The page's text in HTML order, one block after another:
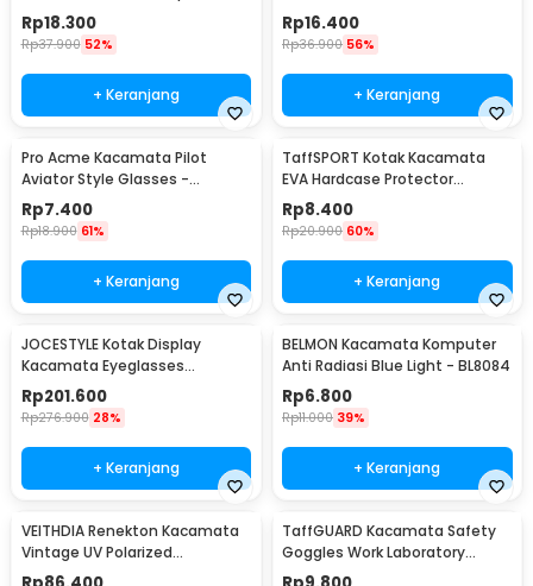
NE60
Rp18.300
Rp37.900 52%
+ Keranjang
Outdoor UV200 KD156 - KD156
Rp16.400
Rp36.900 56%
+ Keranjang
Pro Acme Kacamata Pilot
Aviator Style Glasses -
CC0744
Rp7.400
Rp18.900 61%
+ Keranjang
TaffSPORT Kotak Kacamata
EVA Hardcase Protector
Waterproof - JL-10028
Rp8.400
Rp20.900 60%
+ Keranjang
JOCESTYLE Kotak Display
Kacamata Eyeglasses
Sunglasses Box 12 Slot - SWK78
Rp201.600
Rp276.900 28%
+ Keranjang
BELMON Kacamata Komputer
Anti Radiasi Blue Light - BL8084
Rp6.800
Rp11.000 39%
+ Keranjang
VEITHDIA Renekton Kacamata
Vintage UV Polarized
Sunglasses - 2462
TaffGUARD Kacamata Safety
Goggles Work Laboratory
Eyewear - LE979